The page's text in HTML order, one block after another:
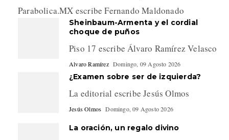
Parabolica.MX escribe Fernando Maldonado
Sheinbaum-Armenta y el cordial
choque de puños
Piso 17 escribe Álvaro Ramírez Velasco
Alvaro Ramírez Domingo, 09 Agosto 2026
¿Examen sobre ser de izquierda?
La editorial escribe Jesús Olmos
Jesús Olmos Domingo, 09 Agosto 2026
La oración, un regalo divino